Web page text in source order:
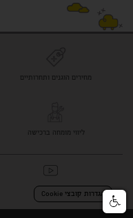
מחירים הוגנים ותחרותיים
ליווי מומחה ברכישה
הגדרות קובצי Cookie